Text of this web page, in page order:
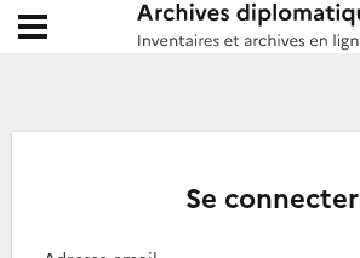
Archives diplomatiques
Ouvrir le menu déroulant
Se connecter